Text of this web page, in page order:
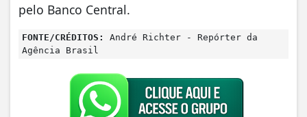
pelo Banco Central.
FONTE/CRÉDITOS:
André Richter - Repórter da
Agência Brasil